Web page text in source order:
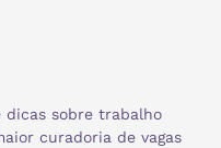
dicas sobre trabalho
curadoria de vagas